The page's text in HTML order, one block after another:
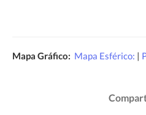
Mapa Gráfico: Mapa Esférico: |